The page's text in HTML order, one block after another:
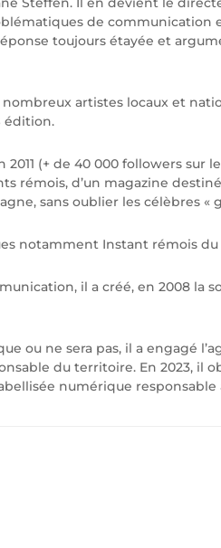
de
toujours étayée et
artistes locaux et
édition.
(+ de 40 000 followers sur
rémois, d’un magazine
sans oublier les célèbres «
notamment Instant rémois du
il a créé, en 2008 la
ou ne sera pas, il a engagé
du territoire. En 2023, il
numérique